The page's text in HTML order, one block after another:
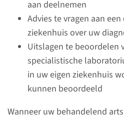
aan deelnemen
Advies te vragen aan
ziekenhuis over uw
Uitslagen te beoordelen
specialistische
in uw eigen ziekenhuis
kunnen beoordeeld
Wanneer uw behandelend
Onderzoeken